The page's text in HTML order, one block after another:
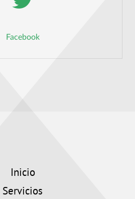
Facebook
Inicio
Servicios